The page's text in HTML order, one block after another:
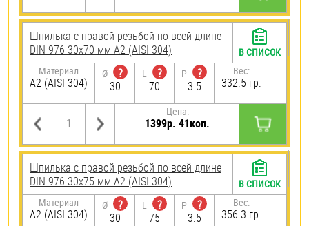
Шпилька с правой резьбой по всей длине
DIN 976 30х70 мм А2 (AISI 304)
Материал
А2 (AISI 304)
Ø
?
30
L
?
70
P
?
3.5
Вес:
332.5 гр.
Цена:
1399р. 41коп.
В СПИСОК
Шпилька с правой резьбой по всей длине
DIN 976 30х75 мм А2 (AISI 304)
Материал
А2 (AISI 304)
Ø
?
30
L
?
75
P
?
3.5
Вес:
356.3 гр.
В СПИСОК